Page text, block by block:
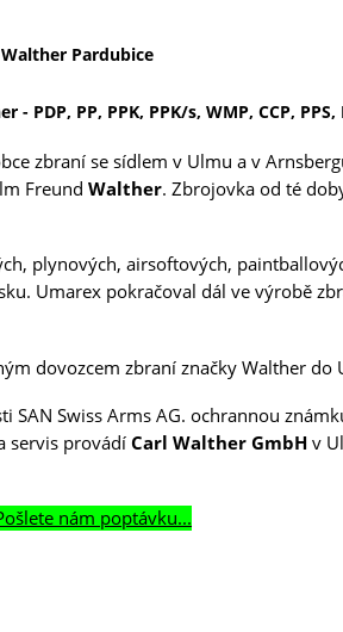
Pardubice
- PDP, PP, PPK, PPK/s, WMP, CCP,
zbraní se sídlem v Ulmu a v
Freund Walther. Zbrojovka od té
plynových, airsoftových,
Umarex pokračoval dál ve výrobě
dovozcem zbraní značky Walther do
SAN Swiss Arms AG. ochrannou
servis provádíCarl Walther GmbHv
nám poptávku...